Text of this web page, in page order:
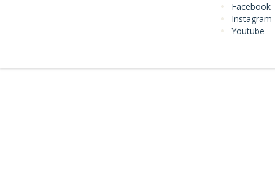
Facebook
Instagram
Youtube